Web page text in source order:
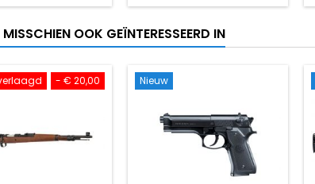
waardoor het
die op zoek zijn
een veelzijdige
rail aan de
voor het op
OOK GEÏNTERESSEERD IN
- € 20,00 Nieuw